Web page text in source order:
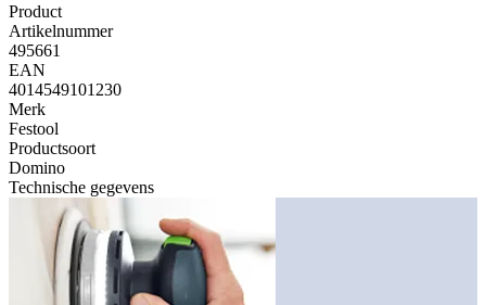
Product
Artikelnummer
495661
EAN
4014549101230
Merk
Festool
Productsoort
Domino
Technische gegevens